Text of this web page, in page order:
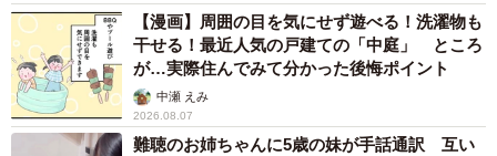
1週間の活動を終えて、Kちゃんの母親から西尾さん宛に手
紙が届いた。そこには、目を輝かせて通う娘の姿への喜び
と、「将来、このような仕事をしてみたい」と娘が夢を語
り始めたことへの驚きと感謝の言葉がつづられていたとい
【漫画】周囲の目を気にせず遊べる！洗濯物も
干せる！最近人気の戸建ての「中庭」 ところ
が…実際住んでみて分かった後悔ポイント
中瀬 えみ
2026.08.07
難聴のお姉ちゃんに5歳の妹が手話通訳 互い